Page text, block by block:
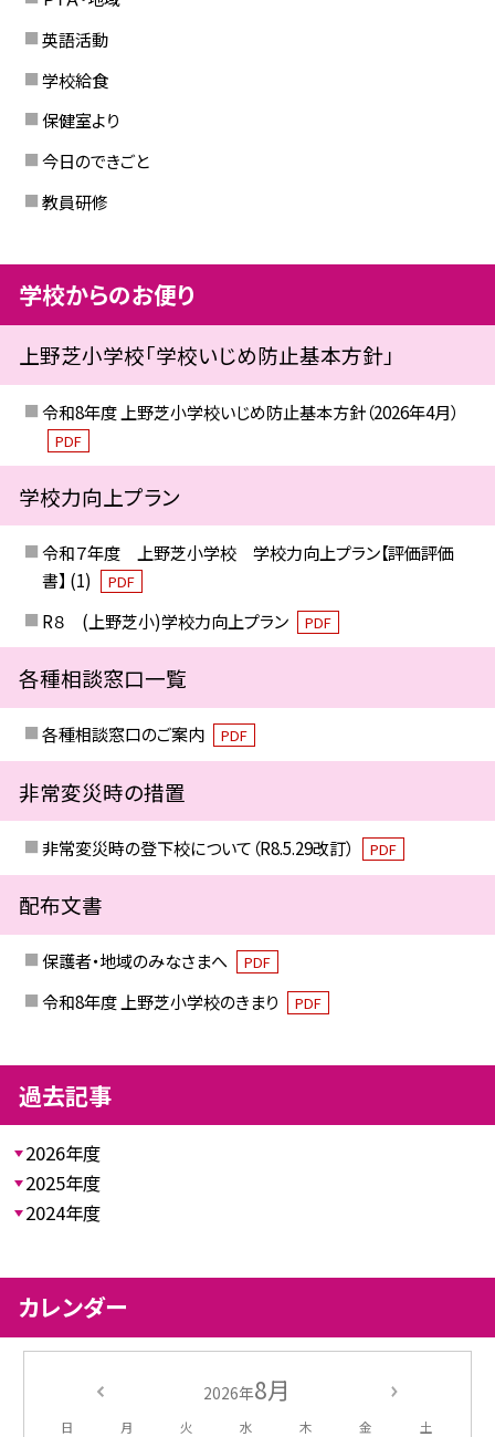
英語活動
学校給食
保健室より
今日のできごと
教員研修
学校からのお便り
上野芝小学校「学校いじめ防止基本方針」
令和8年度 上野芝小学校いじめ防止基本方針（2026年4月）
PDF
学校力向上プラン
令和７年度 上野芝小学校 学校力向上プラン【評価評価
書】 (1)
PDF
R８ (上野芝小)学校力向上プラン PDF
各種相談窓口一覧
各種相談窓口のご案内 PDF
非常変災時の措置
非常変災時の登下校について（R8.5.29改訂） PDF
配布文書
保護者・地域のみなさまへ PDF
令和8年度 上野芝小学校のきまり PDF
過去記事
2026年度
2025年度
2024年度
カレンダー
2026年8月
日 月 火 水 木 金 土